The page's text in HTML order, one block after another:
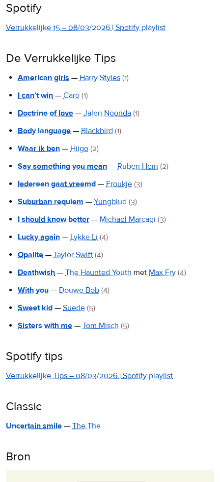
Spotify
Verrukkelijke 15 – 08/03/2026 | Spotify playlist
De Verrukkelijke Tips
American girls — Harry Styles (1)
I can’t win — Caro (1)
Doctrine of love — Jalen Ngonda (1)
Body language — Blackbird (1)
Waar ik ben — Hiigo (2)
Say something you mean — Ruben Hein (2)
Iedereen gaat vreemd — Froukje (3)
Suburban requiem — Yungblud (3)
I should know better — Michael Marcagi (3)
Lucky again — Lykke Li (4)
Opalite — Taylor Swift (4)
Deathwish — The Haunted Youth met Max Fry (4)
With you — Douwe Bob (4)
Sweet kid — Suede (5)
Sisters with me — Tom Misch (5)
Spotify tips
Verrukkelijke Tips – 08/03/2026 | Spotify playlist
Classic
Uncertain smile — The The
Bron